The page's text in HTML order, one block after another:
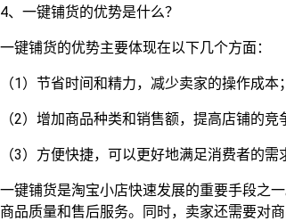
4、一键铺货的优势是什么？
一键铺货的优势主要体现在以下几个方面：
（1）节省时间和精力，减少卖家的操作成本；
（2）增加商品种类和销售额，提高店铺的竞
（3）方便快捷，可以更好地满足消费者的需
一键铺货是淘宝小店快速发展的重要手段之
商品质量和售后服务。同时，卖家还需要对